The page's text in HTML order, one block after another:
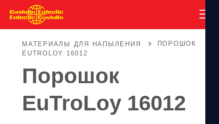
МАТЕРИАЛЫ ДЛЯ НАПЫЛЕНИЯ
ПОРОШОК
EUTROLOY 16012
Порошок
EuTroLoy 16012